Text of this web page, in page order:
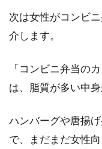
次は女性がコンビ
介します。
「コンビニ弁当の
は、脂質が多い中
ハンバーグや唐揚
で、まだまだ女性